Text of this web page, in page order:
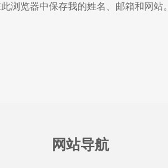
浏览器中保存我的姓名、邮箱和网站。
网站导航